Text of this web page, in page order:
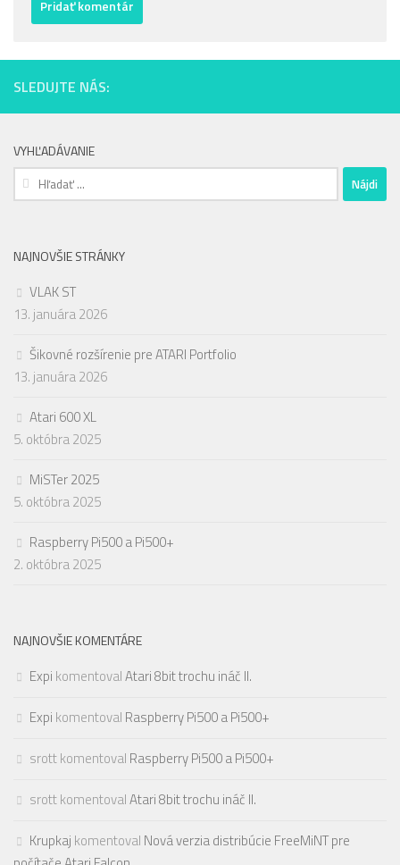
SLEDUJTE NÁS:
VYHĽADÁVANIE
Hľadať:
NAJNOVŠIE STRÁNKY
VLAK ST
13. januára 2026
Šikovné rozšírenie pre ATARI Portfolio
13. januára 2026
Atari 600 XL
5. októbra 2025
MiSTer 2025
5. októbra 2025
Raspberry Pi500 a Pi500+
2. októbra 2025
NAJNOVŠIE KOMENTÁRE
Expi komentovalAtari 8bit trochu ináč II.
Expi komentoval Raspberry Pi500 a Pi500+
srottkomentoval Raspberry Pi500 a Pi500+
srottkomentovalAtari 8bit trochu ináč II.
Krupkaj komentoval Nová verzia distribúcie FreeMiNT pre